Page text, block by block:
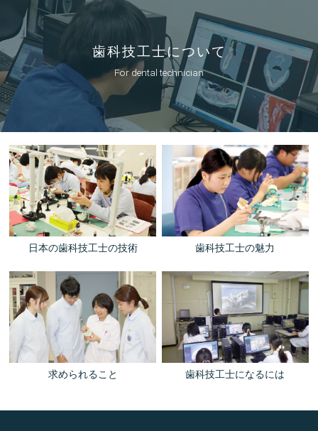
歯科技工士について
For dental technician
日本の歯科技工士の技術 歯科技工士の魅力
求められること 歯科技工士になるには